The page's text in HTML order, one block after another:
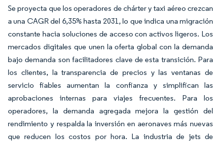
Se proyecta que los operadores de chárter y taxi aéreo crezcan
a una CAGR del 6,35% hasta 2031, lo que indica una migración
constante hacia soluciones de acceso con activos ligeros. Los
mercados digitales que unen la oferta global con la demanda
bajo demanda son facilitadores clave de esta transición. Para
los clientes, la transparencia de precios y las ventanas de
servicio fiables aumentan la confianza y simplifican las
aprobaciones internas para viajes frecuentes. Para los
operadores, la demanda agregada mejora la gestión del
rendimiento y respalda la inversión en aeronaves más nuevas
que reducen los costos por hora. La industria de jets de